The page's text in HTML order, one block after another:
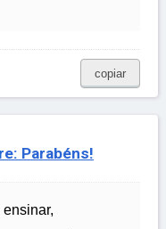
copiar
Parabéns!